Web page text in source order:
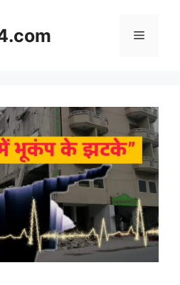
Menu